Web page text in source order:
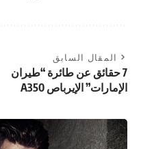
المقال السابق
7 حقائق عن طائرة “طيران
الإمارات” الإيرباص A350